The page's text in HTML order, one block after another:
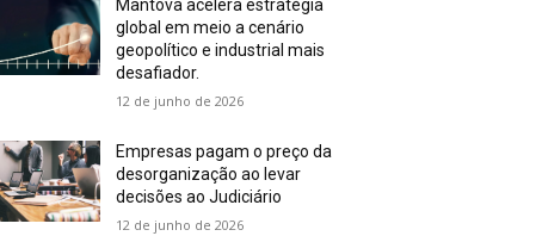
Mantova acelera estratégia
global em meio a cenário
geopolítico e industrial mais
desafiador.
12 de junho de 2026
Empresas pagam o preço da
desorganização ao levar
decisões ao Judiciário
12 de junho de 2026